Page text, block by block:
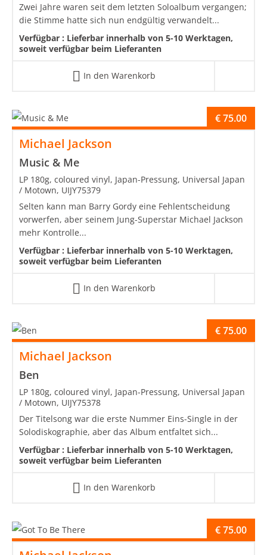
Zwei Jahre waren seit dem letzten Soloalbum vergangen;
die Stimme hatte sich nun endgültig verwandelt...
Verfügbar : Lieferbar innerhalb von 5-10 Werktagen,
soweit verfügbar beim Lieferanten
In den Warenkorb
Michael Jackson
Music & Me
€75.00
LP 180g, coloured vinyl, Japan-Pressung, Universal Japan
/ Motown, UIJY75379
Selten kann man Barry Gordy eine Fehlentscheidung
vorwerfen, aber seinem Jung-Superstar Michael Jackson
mehr Kontrolle...
Verfügbar : Lieferbar innerhalb von 5-10 Werktagen,
soweit verfügbar beim Lieferanten
In den Warenkorb
Michael Jackson
Ben
€75.00
LP 180g, coloured vinyl, Japan-Pressung, Universal Japan
/ Motown, UIJY75378
Der Titelsong war die erste Nummer Eins-Single in der
Solodiskographie, aber das Album entfaltet sich...
Verfügbar : Lieferbar innerhalb von 5-10 Werktagen,
soweit verfügbar beim Lieferanten
In den Warenkorb
€75.00